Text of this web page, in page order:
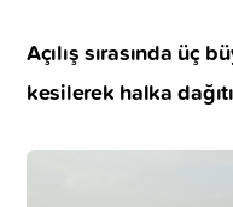
Açılış sırasında üç
kesilerek halka